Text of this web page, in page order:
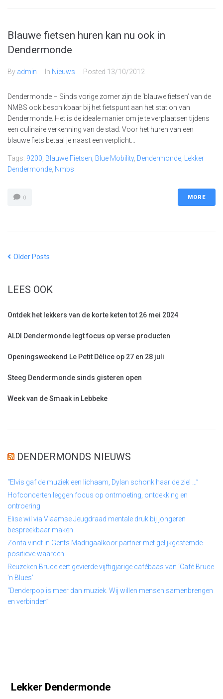
Blauwe fietsen huren kan nu ook in
Dendermonde
By admin In Nieuws Posted 13/10/2012
Dendermonde – Sinds vorige zomer zijn de ‘blauwe fietsen’ van de
NMBS ook beschikbaar bij het fietspunt aan het station van
Dendermonde. Het is de ideale manier om je te verplaatsen tijdens
een culinaire verkenning van de stad. Voor het huren van een
blauwe fiets betaal je naast een verplicht...
Tags: 9200 Blauwe Fietsen Blue Mobility, Dendermonde
Lekker
Dendermonde Nmbs
0 MORE
Older Posts
LEES OOK
Ontdek het lekkers van de korte keten tot 26 mei 2024
ALDI Dendermonde legt focus op verse producten
Openingsweekend Le Petit Délice op 27 en 28 juli
Steeg Dendermonde sinds gisteren open
Week van de Smaak in Lebbeke
DENDERMONDS NIEUWS
“Elvis gaf de muziek een lichaam, Dylan schonk haar de ziel …”
Hofconcerten leggen focus op ontmoeting, ontdekking en
ontroering
Elise wil via Vlaamse Jeugdraad mentale druk bij jongeren
bespreekbaar maken
Zonta vindt in Gents Madrigaalkoor partner met gelijkgestemde
positieve waarden
Reuzeken Bruce eert gevierde vijftigjarige cafébaas van ‘Café Bruce
’n Blues’
“Denderpop is meer dan muziek. Wij willen mensen samenbrengen
en verbinden”
Lekker Dendermonde